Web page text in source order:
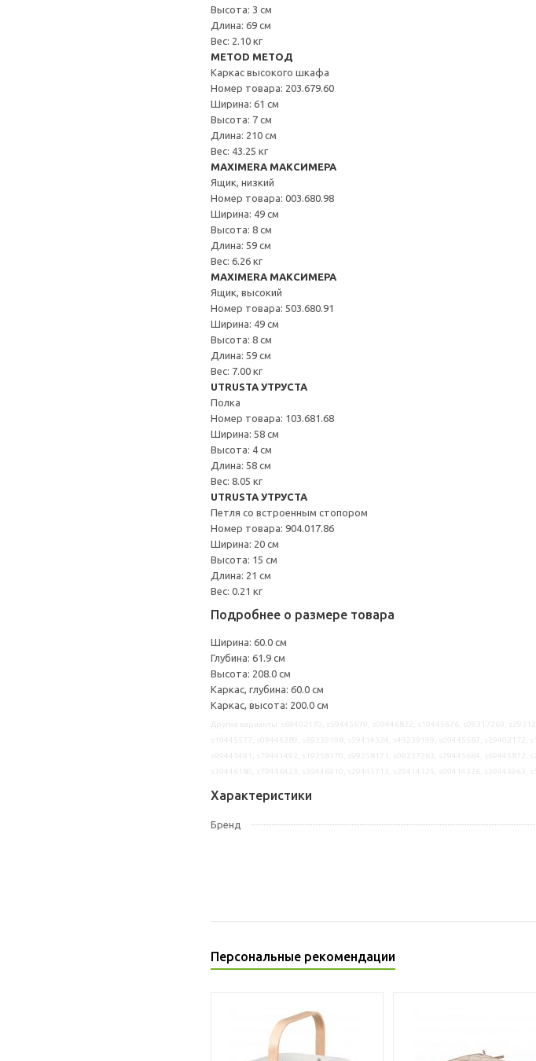
Высота: 3 см
Длина: 69 см
Вес: 2.10 кг
METOD МЕТОД
Каркас высокого шкафа
Номер товара: 203.679.60
Ширина: 61 см
Высота: 7 см
Длина: 210 см
Вес: 43.25 кг
MAXIMERA МАКСИМЕРА
Ящик, низкий
Номер товара: 003.680.98
Ширина: 49 см
Высота: 8 см
Длина: 59 см
Вес: 6.26 кг
MAXIMERA МАКСИМЕРА
Ящик, высокий
Номер товара: 503.680.91
Ширина: 49 см
Высота: 8 см
Длина: 59 см
Вес: 7.00 кг
UTRUSTA УТРУСТА
Полка
Номер товара: 103.681.68
Ширина: 58 см
Высота: 4 см
Длина: 58 см
Вес: 8.05 кг
UTRUSTA УТРУСТА
Петля со встроенным стопором
Номер товара: 904.017.86
Ширина: 20 см
Высота: 15 см
Длина: 21 см
Вес: 0.21 кг
Подробнее о размере товара
Ширина: 60.0 см
Глубина: 61.9 см
Высота: 208.0 см
Каркас, глубина: 60.0 см
Каркас, высота: 200.0 см
Характеристики
Бренд
Персональные рекомендации